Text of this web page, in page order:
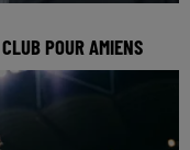
POUR AMIENS